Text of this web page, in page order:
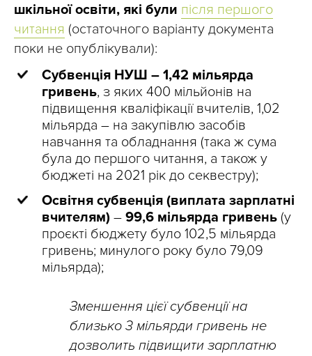
шкільної освіти, які були після першого
читання (остаточного варіанту документа
поки не опублікували):
Субвенція НУШ – 1,42 мільярда
гривень, з яких 400 мільйонів на
підвищення кваліфікації вчителів, 1,02
мільярда – на закупівлю засобів
навчання та обладнання (така ж сума
була до першого читання, а також у
бюджеті на 2021 рік до секвестру);
Освітня субвенція (виплата зарплатні
вчителям) – 99,6 мільярда гривень (у
проєкті бюджету було 102,5 мільярда
гривень; минулого року було 79,09
мільярда);
Зменшення цієї субвенції на
близько 3 мільярди гривень не
дозволить підвищити зарплатню